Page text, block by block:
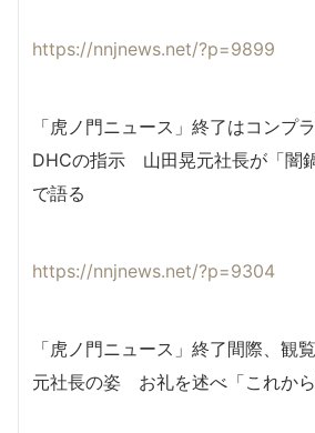
https://nnjnews.net/?p=9899
「虎ノ門ニュース」終了はコン
DHCの指示 山田晃元社長が「闇
で語る
https://nnjnews.net/?p=9304
「虎ノ門ニュース」終了間際、観
元社長の姿 お礼を述べ「これから